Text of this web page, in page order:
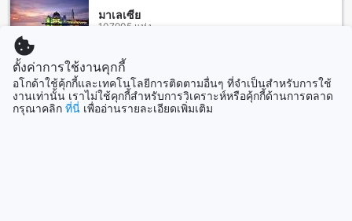
เพลินสุดๆกับการช้อปปิ้งที่เซ็นทรัลเฟสติวัล เชียงใหม่
คุ้มพญา รีสอร์ต แอนด์ สปา บูทิก คอลเลกชัน ตั้งอยู่ใกล้กับ
เซ็นทรัลเฟสติวัล เชียงใหม่ ซึ่งเป็นห้างสรรพสินค้าชั้นนำที่มีความ
หลากหลายของร้านค้าและร้านอาหารที่น่าสนใจ ที่นี่คุณสามารถ
เลือกซื้อสินค้าแฟชั่นทันสมัยหรือสินค้าไอทีล่าสุดได้ตามใจชอบ
นอกจากนี้ยังมีร้านค้าขายเครื่องเสียง หนังสือ และเครื่องดนตรีอีก
มาเลเซีย
107905 แห่ง
สิงคโปร์
1505 แห่ง
ตั้งค่าการใช้งานคุกกี้
อโกด้าใช้คุ้กกี้และเทคโนโลยีการติดตามอื่นๆ ที่จำเป็นสำหรับการใช้
งานเท่านั้น เราไม่ใช้คุกกี้สำหรับการวิเคราะห์หรือคุ้กกี้ด้านการตลาด
กรุณาคลิก ที่นี่ เพื่ออ่านรายละเอียดเพิ่มเติม